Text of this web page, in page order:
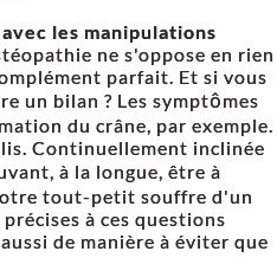
les manipulations
ne s'oppose en rien
parfait. Et si vous
un bilan ? Les symptômes
du crâne, par exemple.
Continuellement inclinée
à la longue, être à
tout-petit souffre d'un
à ces questions
de manière à éviter que